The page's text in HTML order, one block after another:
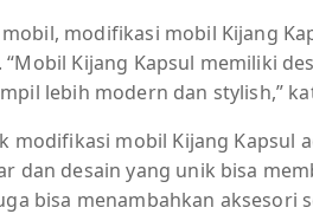
modifikasi mobil Kijang
Kijang Kapsul memiliki
lebih modern dan stylish,”
modifikasi mobil Kijang Kapsul
dan desain yang unik bisa
bisa menambahkan aksesori